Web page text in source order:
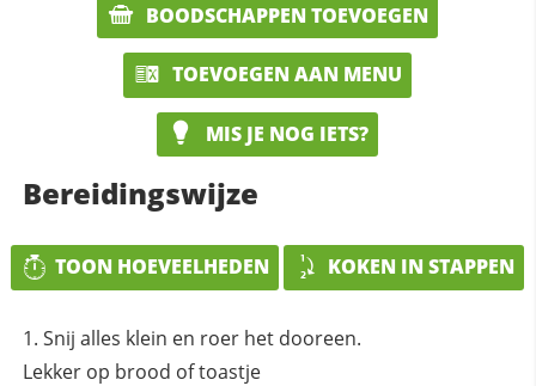
BOODSCHAPPEN TOEVOEGEN
TOEVOEGEN AAN MENU
MIS JE NOG IETS?
Bereidingswijze
TOON HOEVEELHEDEN KOKEN IN STAPPEN
Snij alles klein en roer het dooreen.
Lekker op brood of toastje